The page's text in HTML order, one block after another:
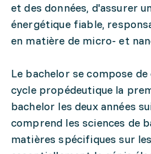
et des données, d'assurer
énergétique fiable,
en matière de micro- et
Le bachelor se compose
cycle propédeutique la
bachelor les deux années
comprend les sciences de
matières spécifiques sur